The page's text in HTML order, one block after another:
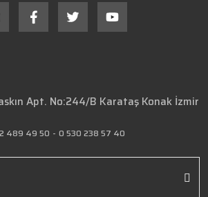
Apt. No:244/B Karataş Konak İzmir
489 49 50 - 0 530 238 57 40